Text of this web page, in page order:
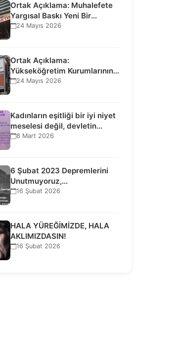
Ortak Açıklama: Muhalefete
Yargısal Baskı Yeni Bir
Aşamaya Geçti: Seçilmiş…
24 Mayıs 2026
Ortak Açıklama:
Yükseköğretim Kurumlarının
Toplumsal İşlevi Kurucularının
24 Mayıs 2026
Kadınların eşitliği bir iyi niyet
meselesi değil, devletin
uluslararası insan…
8 Mart 2026
6 Şubat 2023 Depremlerini
Unutmuyoruz,
Vazgeçmiyoruz, Hesap
16 Şubat 2026
HALA YÜREĞİMİZDE, HALA
AKLIMIZDASIN!
16 Şubat 2026